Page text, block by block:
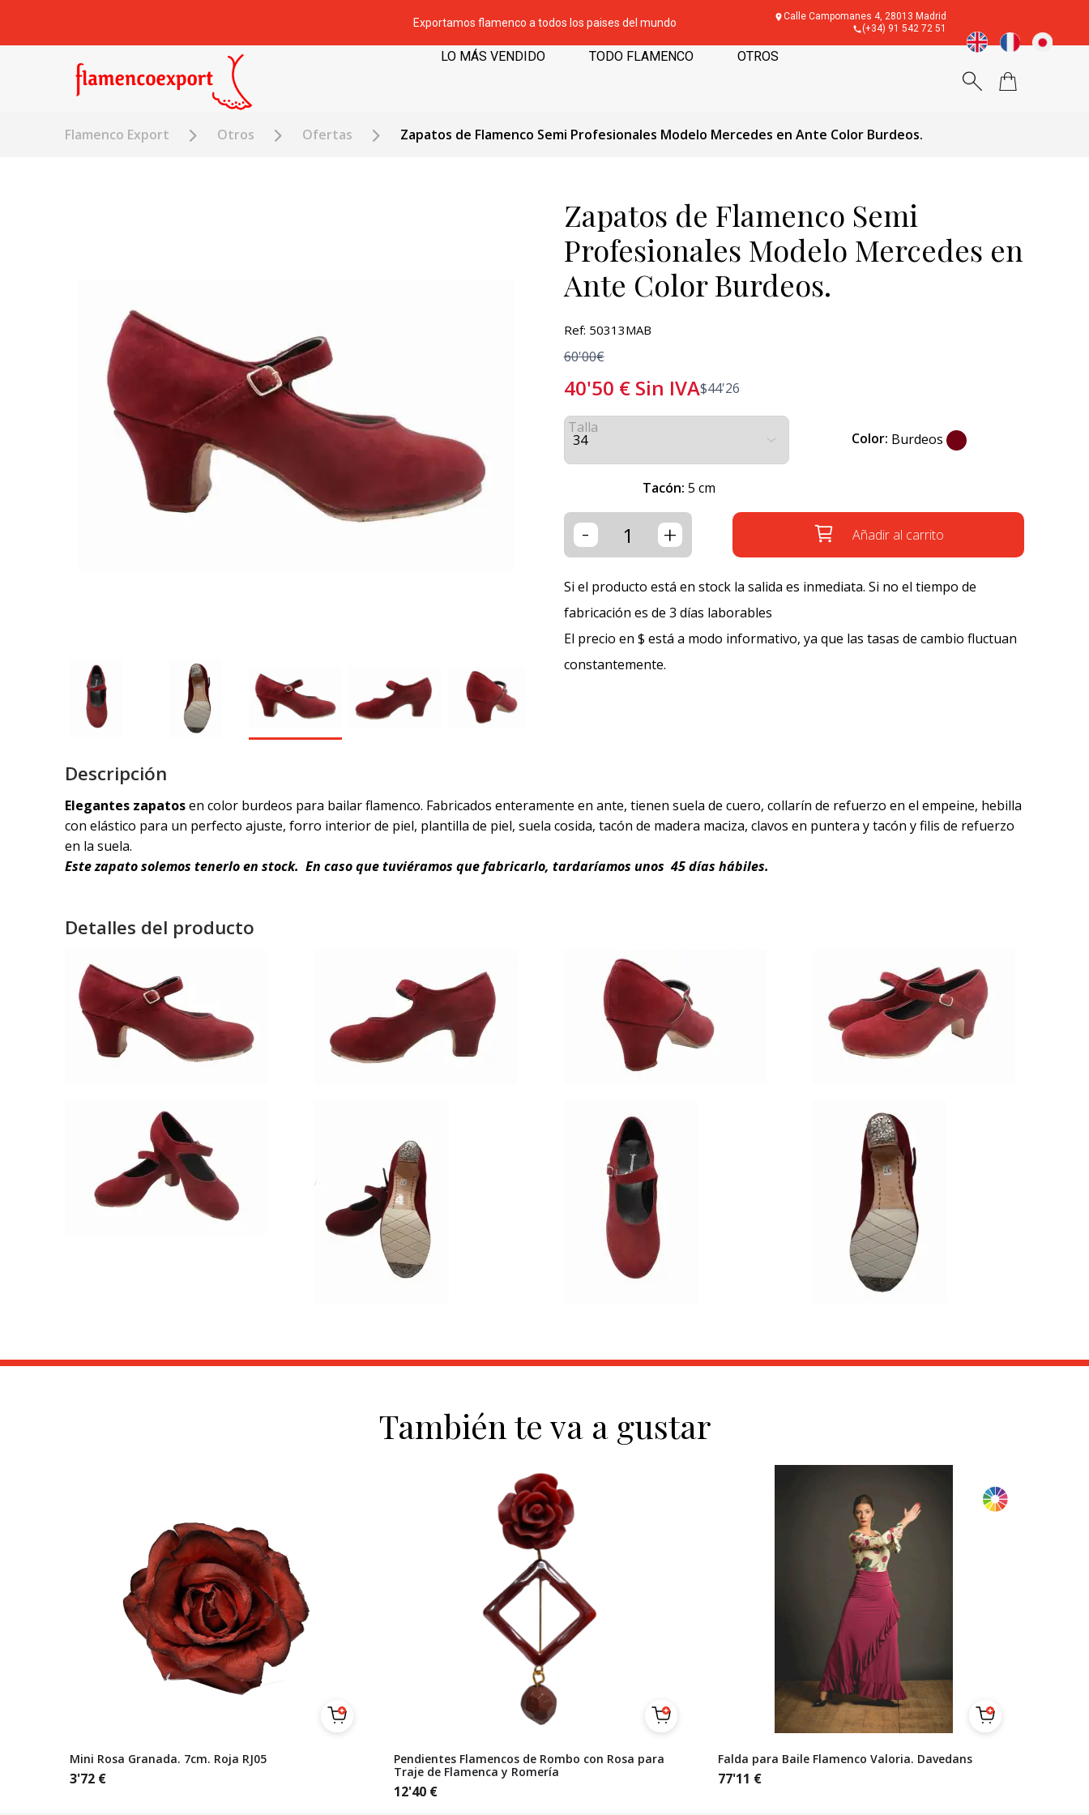
Exportamos flamenco a todos los paises del mundo
Calle Campomanes 4, 28013 Madrid
(+34) 91 542 72 51
LO MÁS VENDIDO TODO FLAMENCO OTROS
Flamenco Export Otros Ofertas Zapatos de Flamenco Semi Profesionales Modelo Mercedes en Ante Color Burdeos.
Zapatos de Flamenco Semi
Profesionales Modelo Mercedes en
Ante Color Burdeos.
Ref: 50313MAB
60'00€
40'50 € Sin IVA$44'26
Talla
Color: Burdeos
Tacón: 5 cm
- + Añadir al carrito
Si el producto está en stock la salida es inmediata. Si no el tiempo de
fabricación es de 3 días laborables
El precio en $ está a modo informativo, ya que las tasas de cambio fluctuan
constantemente.
Descripción
Elegantes zapatosen color burdeos para bailar flamenco. Fabricados enteramente en ante, tienen suela de cuero, collarín de refuerzo en el empeine, hebilla
con elástico para un perfecto ajuste, forro interior de piel, plantilla de piel, suela cosida, tacón de madera maciza, clavos en puntera y tacón y filis de refuerzo
en la suela.
Este zapato solemos tenerlo en stock. En caso que tuviéramos que fabricarlo, tardaríamos unos 45 días hábiles.
Detalles del producto
También te va a gustar
Mini Rosa Granada. 7cm. Roja RJ05
3'72 €
Pendientes Flamencos de Rombo con Rosa para
Traje de Flamenca y Romería
12'40 €
Falda para Baile Flamenco Valoria. Davedans
77'11 €